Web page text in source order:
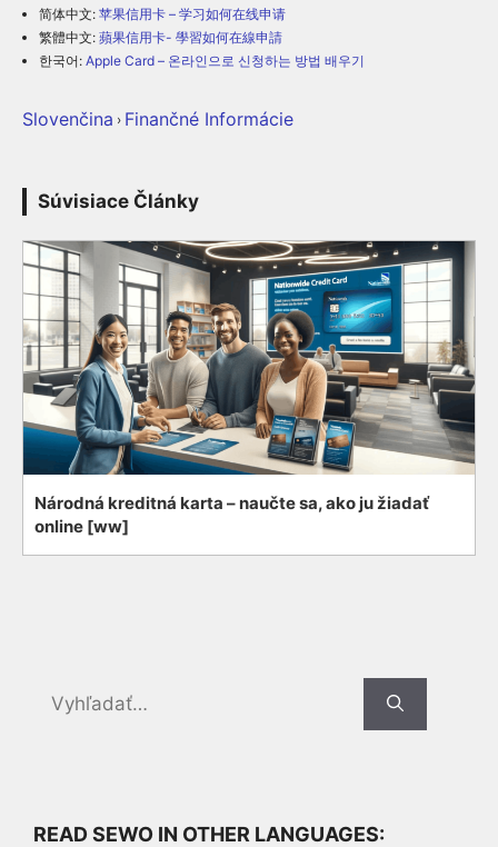
简体中文: 苹果信用卡 – 学习如何在线申请
繁體中文: 蘋果信用卡- 學習如何在線申請
한국어: Apple Card – 온라인으로 신청하는 방법 배우기
Slovenčina › Finančné Informácie
Súvisiace Články
Národná kreditná karta – naučte sa, ako ju žiadať
online [ww]
for:
READ SEWO IN OTHER LANGUAGES: